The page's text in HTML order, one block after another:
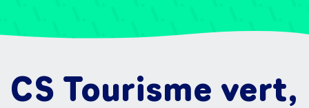
CS Tourisme vert,